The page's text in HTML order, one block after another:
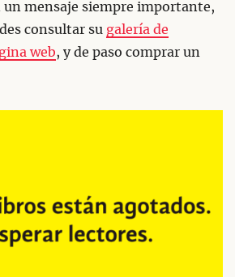
mensaje siempre importante,
consultar su galería de
web, y de paso comprar un